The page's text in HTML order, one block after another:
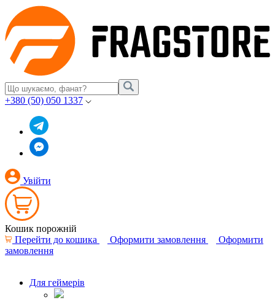
+380 (50) 050 1337
Увійти
Кошик порожній
Перейти до кошика
Оформити замовлення
Оформити
замовлення
Для геймерів